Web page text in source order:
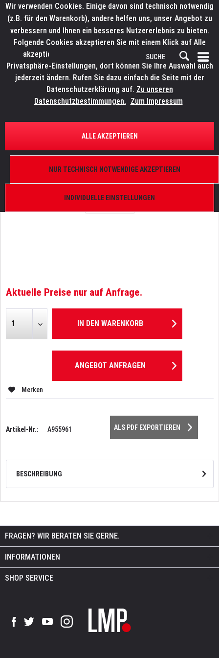
ÜBERSICHT ERSATZTEILE
LITECRAFT WashX.432
Aktuelle Preise nur auf Anfrage.
IN DEN WARENKORB
ANGEBOT ANFRAGEN
Merken
Artikel-Nr.: A955961 ALS PDF EXPORTIEREN
BESCHREIBUNG
FRAGEN? WIR BERATEN SIE GERNE.
INFORMATIONEN
SHOP SERVICE
Wir verwenden Cookies. Einige davon sind technisch notwendig
(z.B. für den Warenkorb), andere helfen uns, unser Angebot zu
verbessern und Ihnen ein besseres Nutzererlebnis zu bieten.
Folgende Cookies akzeptieren Sie mit einem Klick auf Alle
akzeptieren. Weitere Informationen finden Sie in den
Privatsphäre-Einstellungen, dort können Sie Ihre Auswahl auch
jederzeit ändern. Rufen Sie dazu einfach die Seite mit der
Datenschutzerklärung auf. Zu unseren
Datenschutzbestimmungen. Zum Impressum
INDIVIDUELLE EINSTELLUNGEN
NUR TECHNISCH NOTWENDIGE AKZEPTIEREN
ALLE AKZEPTIEREN